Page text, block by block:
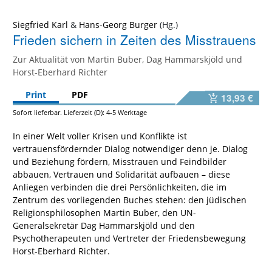
Siegfried Karl & Hans-Georg Burger
Frieden sichern in Zeiten des Misstrauens
Zur Aktualität von Martin Buber, Dag Hammarskjöld und
Horst-Eberhard Richter
Print
PDF 13,93 €
Sofort lieferbar. Lieferzeit (D): 4-5 Werktage
In einer Welt voller Krisen und Konflikte ist
vertrauensfördernder Dialog notwendiger denn je. Dialog
und Beziehung fördern, Misstrauen und Feindbilder
abbauen, Vertrauen und Solidarität aufbauen – diese
Anliegen verbinden die drei Persönlichkeiten, die im
Zentrum des vorliegenden Buches stehen: den jüdischen
Religionsphilosophen Martin Buber, den UN-
Generalsekretär Dag Hammarskjöld und den
Psychotherapeuten und Vertreter der Friedensbewegung
Horst-Eberhard Richter.